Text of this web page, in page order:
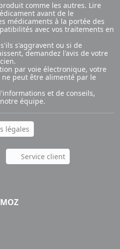
comme les autres. Lire
avant de le
médicaments à la portée des
avec vos traitements en
s'aggravent ou si de
demandez l'avis de votre
par voie électronique, votre
peut être alimenté par le
et de conseils,
équipe.
légales
Service client